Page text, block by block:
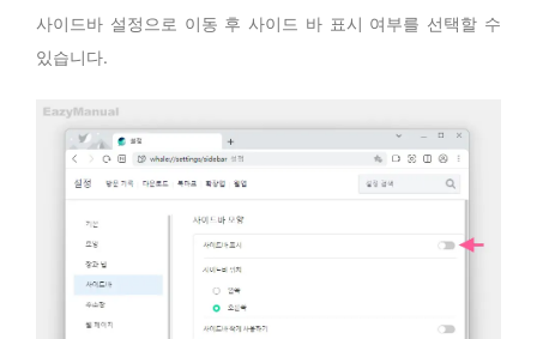
사이드바 설정으로 이동 후 사이드 바 표시 여부를 선택할 수
있습니다.